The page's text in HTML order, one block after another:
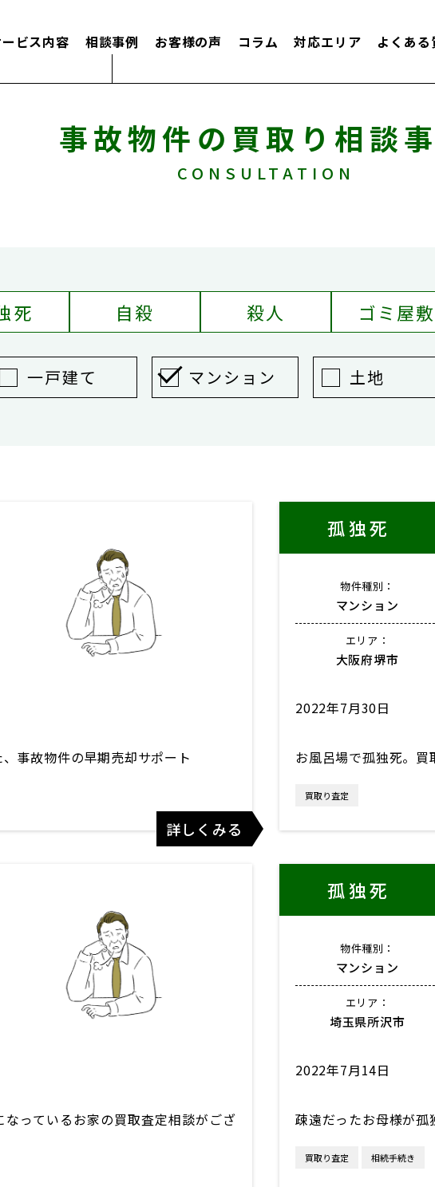
ビス内容 相談事例 お客様の声 コラム 対応エリア よくある
事故物件の買取り相談
CONSULTATION
死 自殺 殺人 ゴミ屋敷
一戸建て マンション 土地
事故物件の早期売却サポート
詳しくみる
孤独死
物件種別：
マンション
エリア：
大阪府堺市
2022年7月30日
お風呂場で孤独死。買
買取り査定
っているお家の買取査定相談がござ
孤独死
物件種別：
マンション
エリア：
埼玉県所沢市
2022年7月14日
疎遠だったお母様が孤
買取り査定 相続手続き